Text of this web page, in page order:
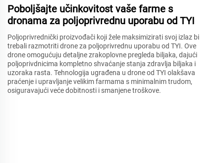
Poboljšajte učinkovitost vaše farme s
dronama za poljoprivrednu uporabu od TYI
Poljoprivrednički proizvođači koji žele maksimizirati svoj izlaz bi
trebali razmotriti drone za poljoprivrednu uporabu od TYI. Ove
drone omogućuju detaljne zrakoplovne pregleda biljaka, dajući
poljoprivdnicima kompletno shvaćanje stanja zdravlja biljaka i
uzoraka rasta. Tehnologija ugrađena u drone od TYI olakšava
praćenje i upravljanje velikim farmama s minimalnim trudom,
osiguravajući veće dobitnosti i smanjene troškove.